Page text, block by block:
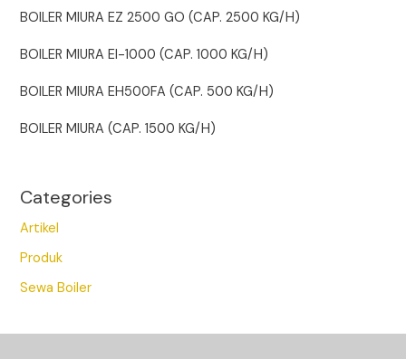
BOILER MIURA EZ 2500 GO (CAP. 2500 KG/H)
BOILER MIURA EI-1000 (CAP. 1000 KG/H)
BOILER MIURA EH500FA (CAP. 500 KG/H)
BOILER MIURA (CAP. 1500 KG/H)
Categories
Artikel
Produk
Sewa Boiler